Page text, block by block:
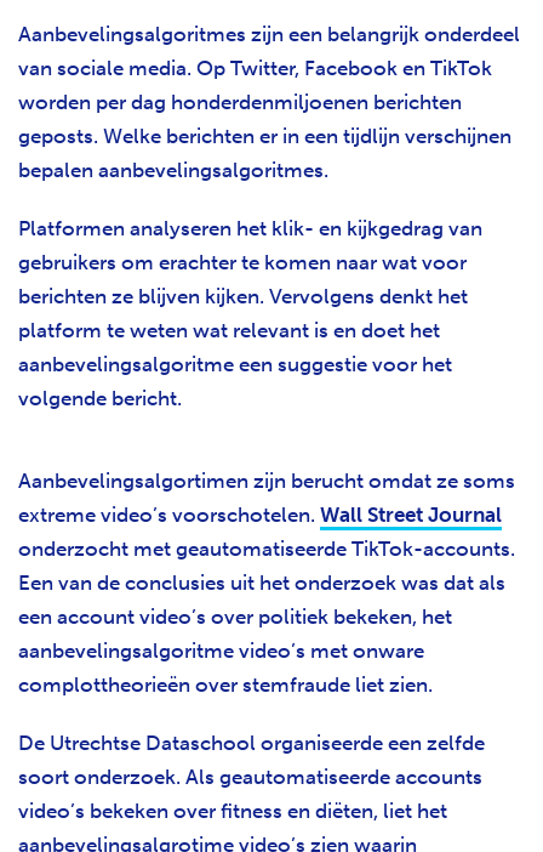
Aanbevelingsalgoritmes zijn een belangrijk onderdeel
van sociale media. Op Twitter, Facebook en TikTok
worden per dag honderdenmiljoenen berichten
geposts. Welke berichten er in een tijdlijn verschijnen
bepalen aanbevelingsalgoritmes.
Platformen analyseren het klik- en kijkgedrag van
gebruikers om erachter te komen naar wat voor
berichten ze blijven kijken. Vervolgens denkt het
platform te weten wat relevant is en doet het
aanbevelingsalgoritme een suggestie voor het
volgende bericht.
Aanbevelingsalgortimen zijn berucht omdat ze soms
extreme video’s voorschotelen. Wall Street Journal
onderzocht met geautomatiseerde TikTok-accounts.
Een van de conclusies uit het onderzoek was dat als
een account video’s over politiek bekeken, het
aanbevelingsalgoritme video’s met onware
complottheorieën over stemfraude liet zien.
De Utrechtse Dataschool organiseerde een zelfde
soort onderzoek. Als geautomatiseerde accounts
video’s bekeken over fitness en diëten, liet het
aanbevelingsalgrotime video’s zien waarin